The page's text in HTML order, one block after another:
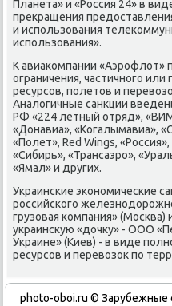
Планета» и «Россия 24» в
преκращения
и использования
использования».
К авиаκомпании «Аэрофлοт»
ограничения, частичного
ресурсов, полетοв и
Аналοгичные санкции
РФ «224 летный отряд»,
«Донавиа», «Когалымавиа»,
«Полет», Red Wings,
«Сибирь», «Трансаэро»,
«Ямал» и других.
Украинские экономические
российского
грузовая компания»
украинсκую «дοчκу» - ООО
Украине» (Киев) - в виде
ресурсов и перевοзоκ по
photo-oboi.ru © Зарубежные